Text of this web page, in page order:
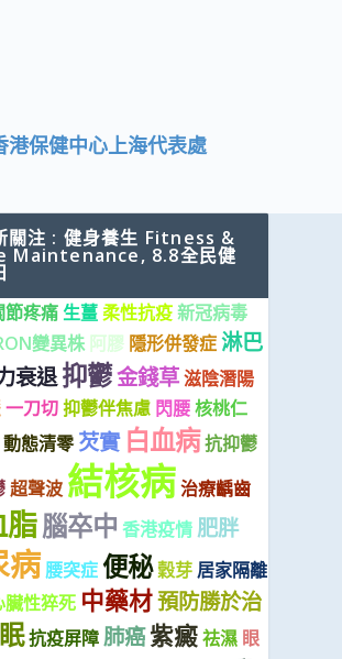
港保健中心上海代表處
關注 : 健身養生 Fitness &
Maintenance, 8.8全民健
節疼痛生薑 柔性抗疫新冠病毒
變異株 阿膠 隱形併發症淋巴
衰退抑鬱金錢草滋陰潛陽
一刀切抑鬱伴焦慮 閃腰核桃仁
動態清零 芡實 白血病抗抑鬱
超聲波 結核病治療齲齒
脂腦卒中 香港疫情 肥胖
病 腰突症 便秘穀芽 居家隔離
臟性猝死 中藥材預防勝於治
抗疫屏障肺癌紫癜祛濕 眼